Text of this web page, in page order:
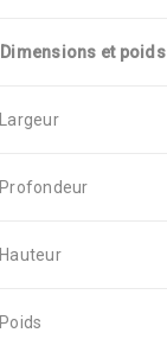
Dimensions et poids
Largeur
Profondeur
Hauteur
Poids